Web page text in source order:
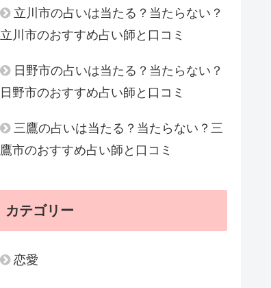
立川市の占いは当たる？当たらない？
立川市のおすすめ占い師と口コミ
日野市の占いは当たる？当たらない？
日野市のおすすめ占い師と口コミ
三鷹の占いは当たる？当たらない？三
鷹市のおすすめ占い師と口コミ
カテゴリー
恋愛